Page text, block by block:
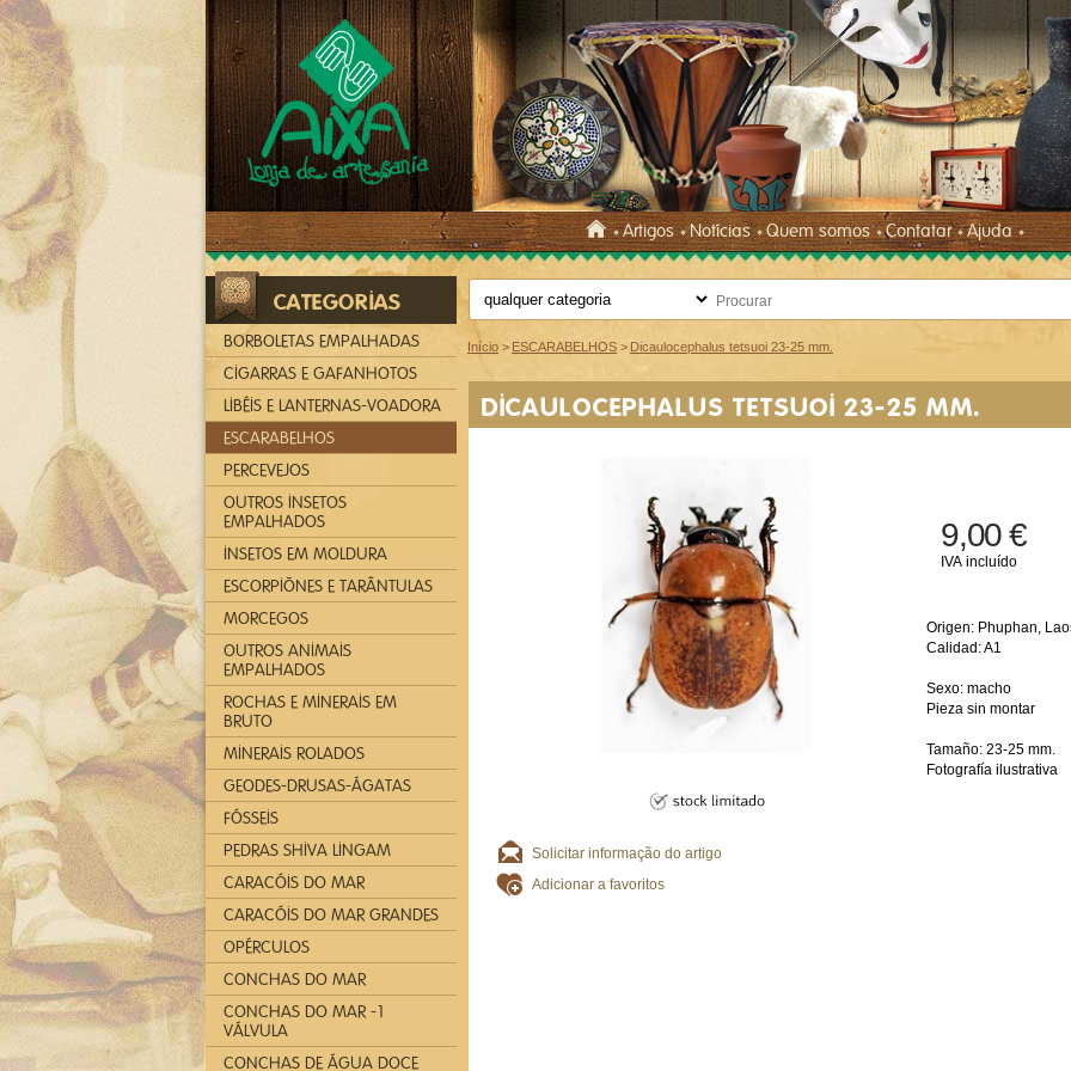
Início > ESCARABELHOS >Dicaulocephalus tetsuoi 23-25 mm.
DICAULOCEPHALUS TETSUOI 23-25 MM.
9,00 €
IVA incluído
Solicitar informação do artigo
Adicionar a favoritos
Origen: Phuphan,
Calidad: A1
Sexo: macho
Pieza sin montar
Tamaño: 23-25 mm.
Fotografía ilustrativa
CATEGORIAS
BORBOLETAS EMPALHADAS
CIGARRAS E GAFANHOTOS
LIBÉIS E LANTERNAS-VOADORA
ESCARABELHOS
PERCEVEJOS
OUTROS INSETOS
EMPALHADOS
INSETOS EM MOLDURA
ESCORPIÕNES E TARÂNTULAS
MORCEGOS
OUTROS ANIMAIS
EMPALHADOS
ROCHAS E MINERAIS EM
BRUTO
MINERAIS ROLADOS
GEODES-DRUSAS-ÁGATAS
FÓSSEIS
PEDRAS SHIVA LINGAM
CARACÓIS DO MAR
CARACÓIS DO MAR GRANDES
OPÉRCULOS
CONCHAS DO MAR
CONCHAS DO MAR -1
VÁLVULA
CONCHAS DE ÁGUA DOCE
Artigos Notícias Quem somos Contatar Ajuda